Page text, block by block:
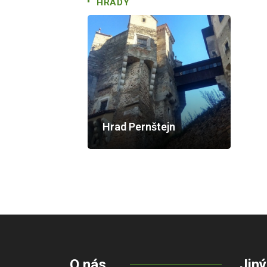
HRADY
Hrad Pernštejn